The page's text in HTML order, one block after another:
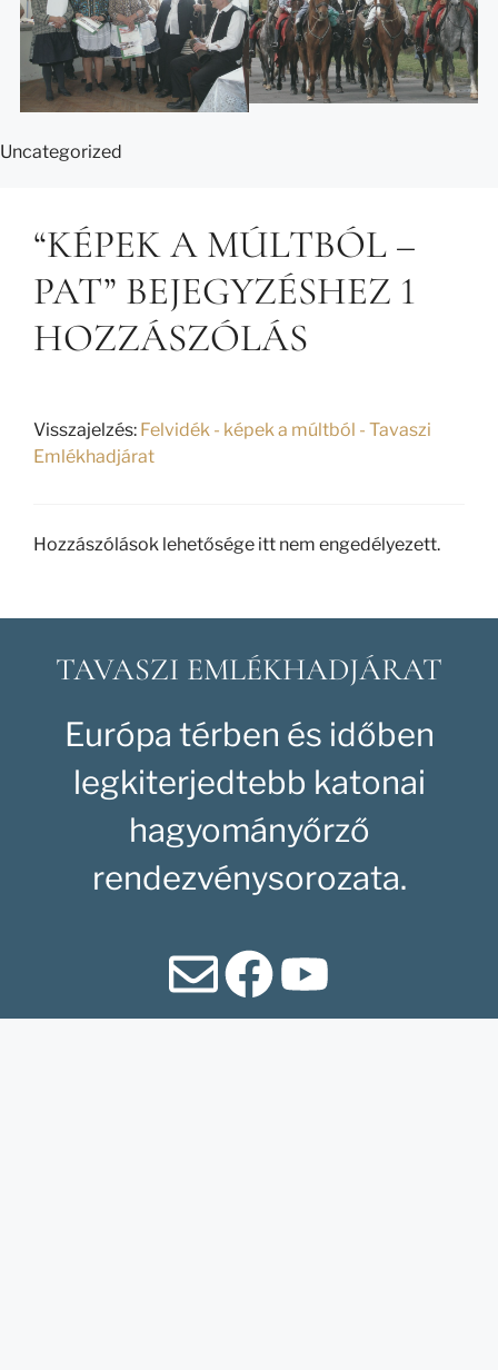
Uncategorized
“KÉPEK A MÚLTBÓL –
PAT” BEJEGYZÉSHEZ 1
HOZZÁSZÓLÁS
Visszajelzés: Felvidék - képek a múltból - Tavaszi
Emlékhadjárat
Hozzászólások lehetősége itt nem engedélyezett.
TAVASZI EMLÉKHADJÁRAT
Európa térben és időben
legkiterjedtebb katonai
hagyományőrző
rendezvénysorozata.